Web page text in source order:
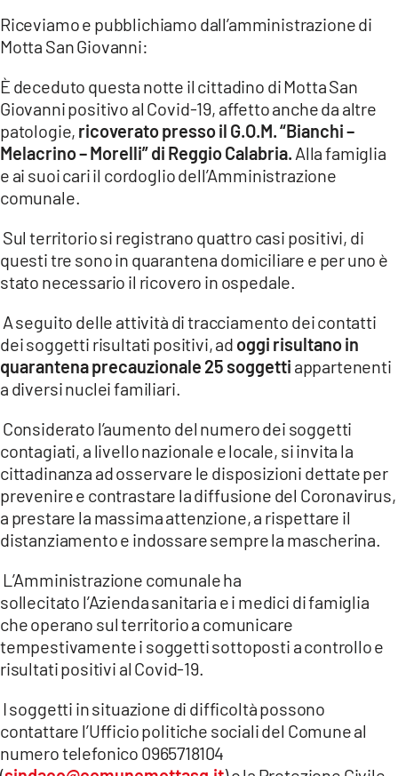
LaC
Network
LACPLAY.IT
LACTV.IT
LACONAIR.IT
LACITYMAG.IT
ILREGGINO.IT
COSENZACHANNEL.IT
ILVIBONESE.IT
CATANZAROCHANNEL.IT
LACAPITALENEWS.IT
App
ANDROID
APPLE
Riceviamo e pubblichiamo dall’amministrazione di
Motta San Giovanni:
È deceduto questa notte il cittadino di Motta San
Giovanni positivo al Covid-19, affetto anche da altre
patologie, ricoverato presso il G.O.M. “Bianchi –
Melacrino – Morelli” di Reggio Calabria. Alla famiglia
e ai suoi cari il cordoglio dell’Amministrazione
comunale.
Sul territorio si registrano quattro casi positivi, di
questi tre sono in quarantena domiciliare e per uno è
stato necessario il ricovero in ospedale.
A seguito delle attività di tracciamento dei contatti
dei soggetti risultati positivi, ad oggi risultano in
quarantena precauzionale 25 soggetti appartenenti
a diversi nuclei familiari.
Considerato l’aumento del numero dei soggetti
contagiati, a livello nazionale e locale, si invita la
cittadinanza ad osservare le disposizioni dettate per
prevenire e contrastare la diffusione del Coronavirus,
a prestare la massima attenzione, a rispettare il
distanziamento e indossare sempre la mascherina.
L’Amministrazione comunale ha
sollecitato l’Azienda sanitaria e i medici di famiglia
che operano sul territorio a comunicare
tempestivamente i soggetti sottoposti a controllo e
risultati positivi al Covid-19.
I soggetti in situazione di difficoltà possono
contattare l’Ufficio politiche sociali del Comune al
numero telefonico 0965718104